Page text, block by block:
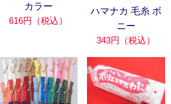
カラー
616円（税込）
ハマナカ 毛糸 ボ
ニー
343円（税込）